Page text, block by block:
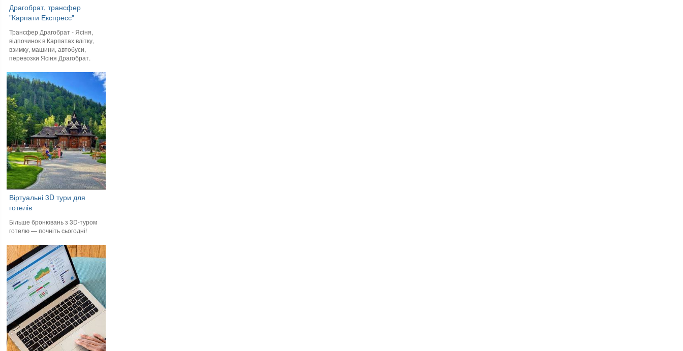
Драгобрат, трансфер
"Карпати Експресс"
Трансфер Драгобрат - Ясіня,
відпочинок в Карпатах влітку,
взимку, машини, автобуси,
перевозки Ясіня Драгобрат.
Віртуальні 3D тури для
готелів
Більше бронювань з 3D-туром
готелю — почніть сьогодні!